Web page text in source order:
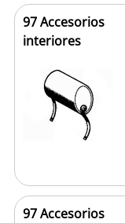
97 Accesorios
interiores
97 Accesorios